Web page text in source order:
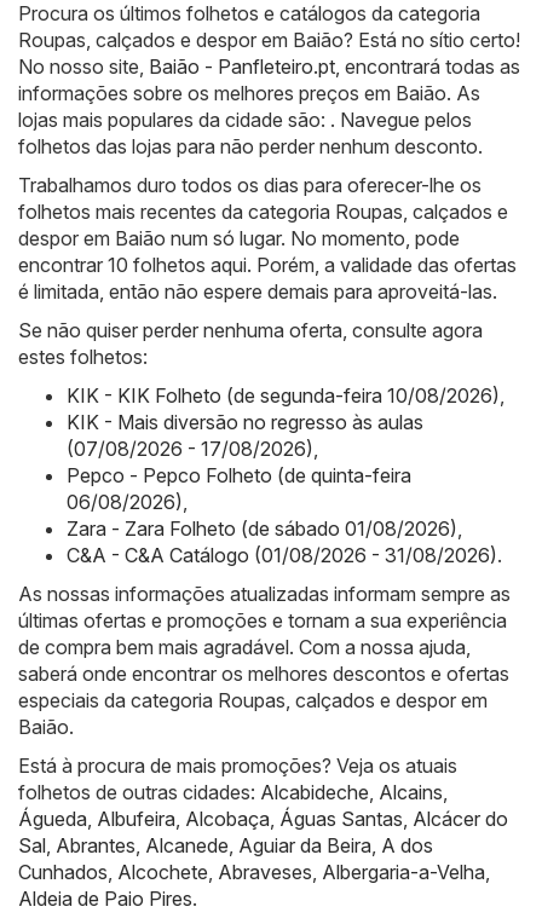
Procura os últimos folhetos e catálogos da categoria
Roupas, calçados e despor em Baião? Está no sítio certo!
No nosso site, Baião - Panfleteiro.pt, encontrará todas as
informações sobre os melhores preços em Baião. As
lojas mais populares da cidade são: . Navegue pelos
folhetos das lojas para não perder nenhum desconto.
Trabalhamos duro todos os dias para oferecer-lhe os
folhetos mais recentes da categoria Roupas, calçados e
despor em Baião num só lugar. No momento, pode
encontrar 10 folhetos aqui. Porém, a validade das ofertas
é limitada, então não espere demais para aproveitá-las.
Se não quiser perder nenhuma oferta, consulte agora
estes folhetos:
KIK - KIK Folheto (de segunda-feira 10/08/2026),
KIK - Mais diversão no regresso às aulas
(07/08/2026 - 17/08/2026),
Pepco - Pepco Folheto (de quinta-feira
06/08/2026),
Zara - Zara Folheto (de sábado 01/08/2026),
C&A - C&A Catálogo (01/08/2026 - 31/08/2026).
As nossas informações atualizadas informam sempre as
últimas ofertas e promoções e tornam a sua experiência
de compra bem mais agradável. Com a nossa ajuda,
saberá onde encontrar os melhores descontos e ofertas
especiais da categoria Roupas, calçados e despor em
Baião.
Está à procura de mais promoções? Veja os atuais
folhetos de outras cidades: Alcabideche, Alcains,
Águeda, Albufeira, Alcobaça, Águas Santas, Alcácer do
Sal, Abrantes, Alcanede, Aguiar da Beira, A dos
Cunhados, Alcochete, Abraveses, Albergaria-a-Velha,
Aldeia de Paio Pires.